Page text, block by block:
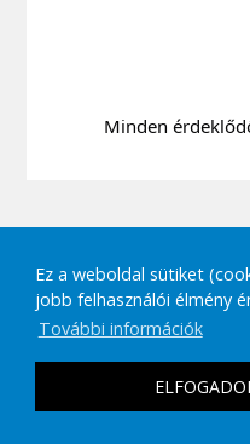
Ez a weboldal sütiket
jobb felhasználói élmény
További információk
Minden
tamasikultura.hu